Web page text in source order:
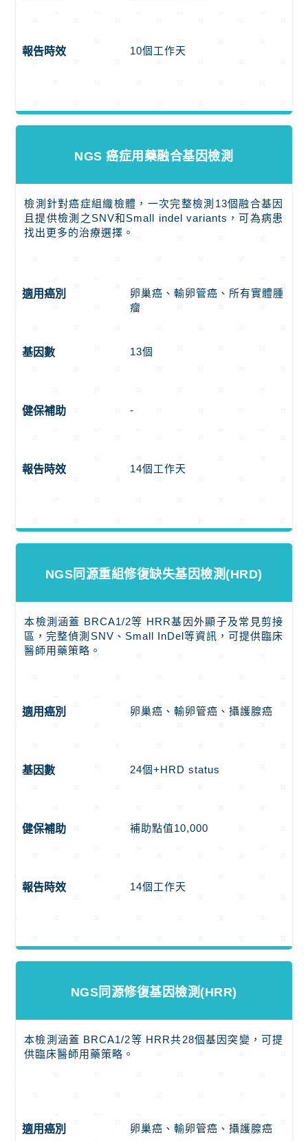
報告時效 10個工作天
NGS 癌症用藥融合基因檢測
檢測針對癌症組織檢體，一次完整檢測13個融合基因
且提供檢測之SNV和Small indel variants，可為病患
找出更多的治療選擇。
適用癌別
卵巢癌、輸卵管癌、所有實體腫
瘤
基因數 13個
健保補助 -
報告時效 14個工作天
NGS同源重組修復缺失基因檢測(HRD)
本檢測涵蓋 BRCA1/2等 HRR基因外顯子及常見剪接
區，完整偵測SNV、Small InDel等資訊，可提供臨床
醫師用藥策略。
適用癌別 卵巢癌、輸卵管癌、攝護腺癌
基因數 24個+HRD status
健保補助 補助點值10,000
報告時效 14個工作天
NGS同源修復基因檢測(HRR)
本檢測涵蓋 BRCA1/2等 HRR共28個基因突變，可提
供臨床醫師用藥策略。
適用癌別 卵巢癌、輸卵管癌、攝護腺癌